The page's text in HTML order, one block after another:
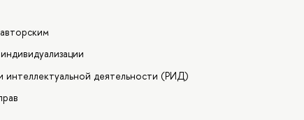
интеллектуальной деятельности (РИД)